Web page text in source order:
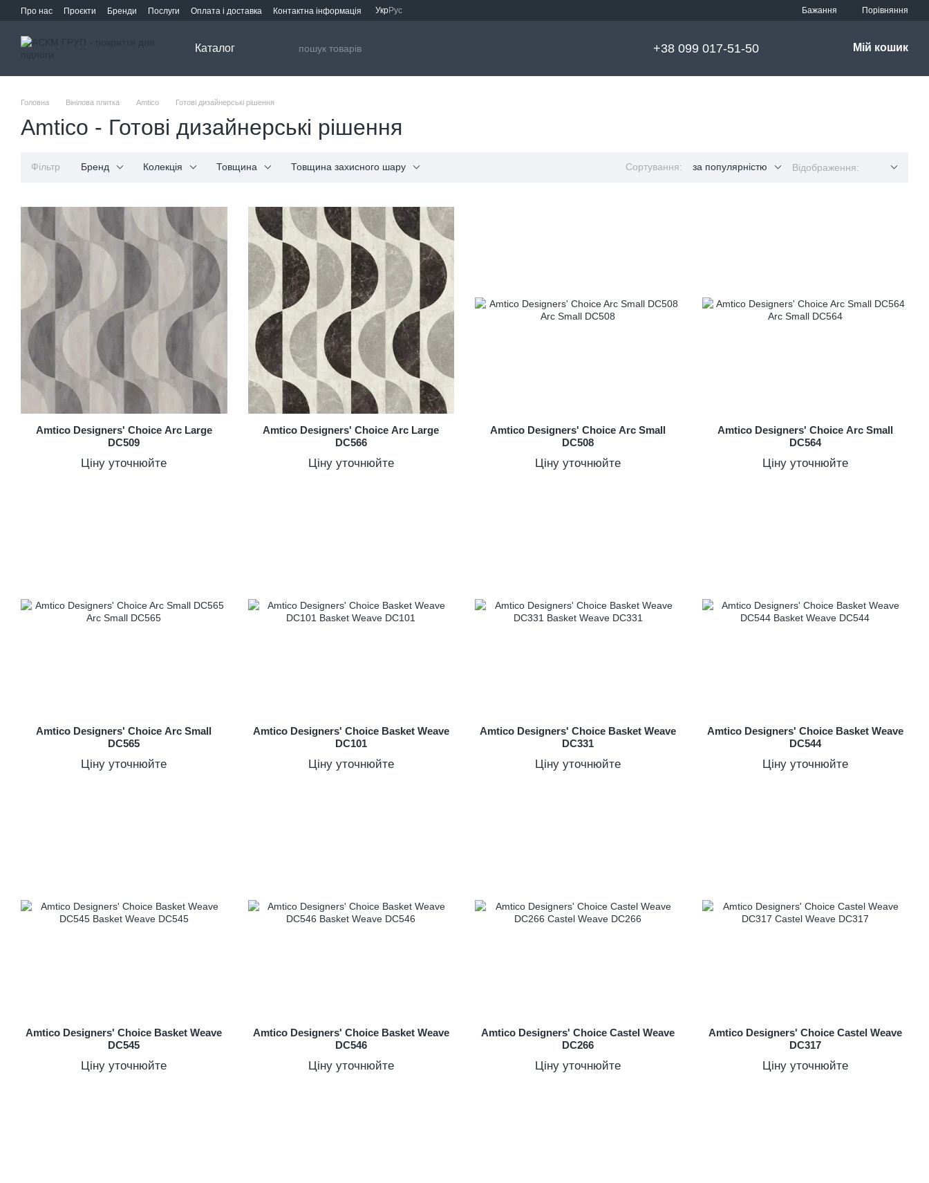
Перейти до основного контенту
Про нас Проєкти Бренди Послуги Оплата і доставка Контактна інформація УкрРус Бажання Порівняння
Каталог +38 099 017-51-50 Мій кошик
Головна Вінілова плитка Amtico Готові дизайнерські рішення
Amtico - Готові дизайнерські рішення
Фільтр Бренд Колекція Товщина Товщина захисного шару Сортування: за популярністю Відображення:
Amtico Designers' Choice Arc Large
DC509
Ціну уточнюйте
Amtico Designers' Choice Arc Large
DC566
Ціну уточнюйте
Amtico Designers' Choice Arc Small
DC508
Ціну уточнюйте
Amtico Designers' Choice Arc Small
DC564
Ціну уточнюйте
Amtico Designers' Choice Arc Small
DC565
Ціну уточнюйте
Amtico Designers' Choice Basket Weave
DC101
Ціну уточнюйте
Amtico Designers' Choice Basket Weave
DC331
Ціну уточнюйте
Amtico Designers' Choice Basket Weave
DC544
Ціну уточнюйте
Amtico Designers' Choice Basket Weave
DC545
Ціну уточнюйте
Amtico Designers' Choice Basket Weave
DC546
Ціну уточнюйте
Amtico Designers' Choice Castel Weave
DC266
Ціну уточнюйте
Amtico Designers' Choice Castel Weave
DC317
Ціну уточнюйте